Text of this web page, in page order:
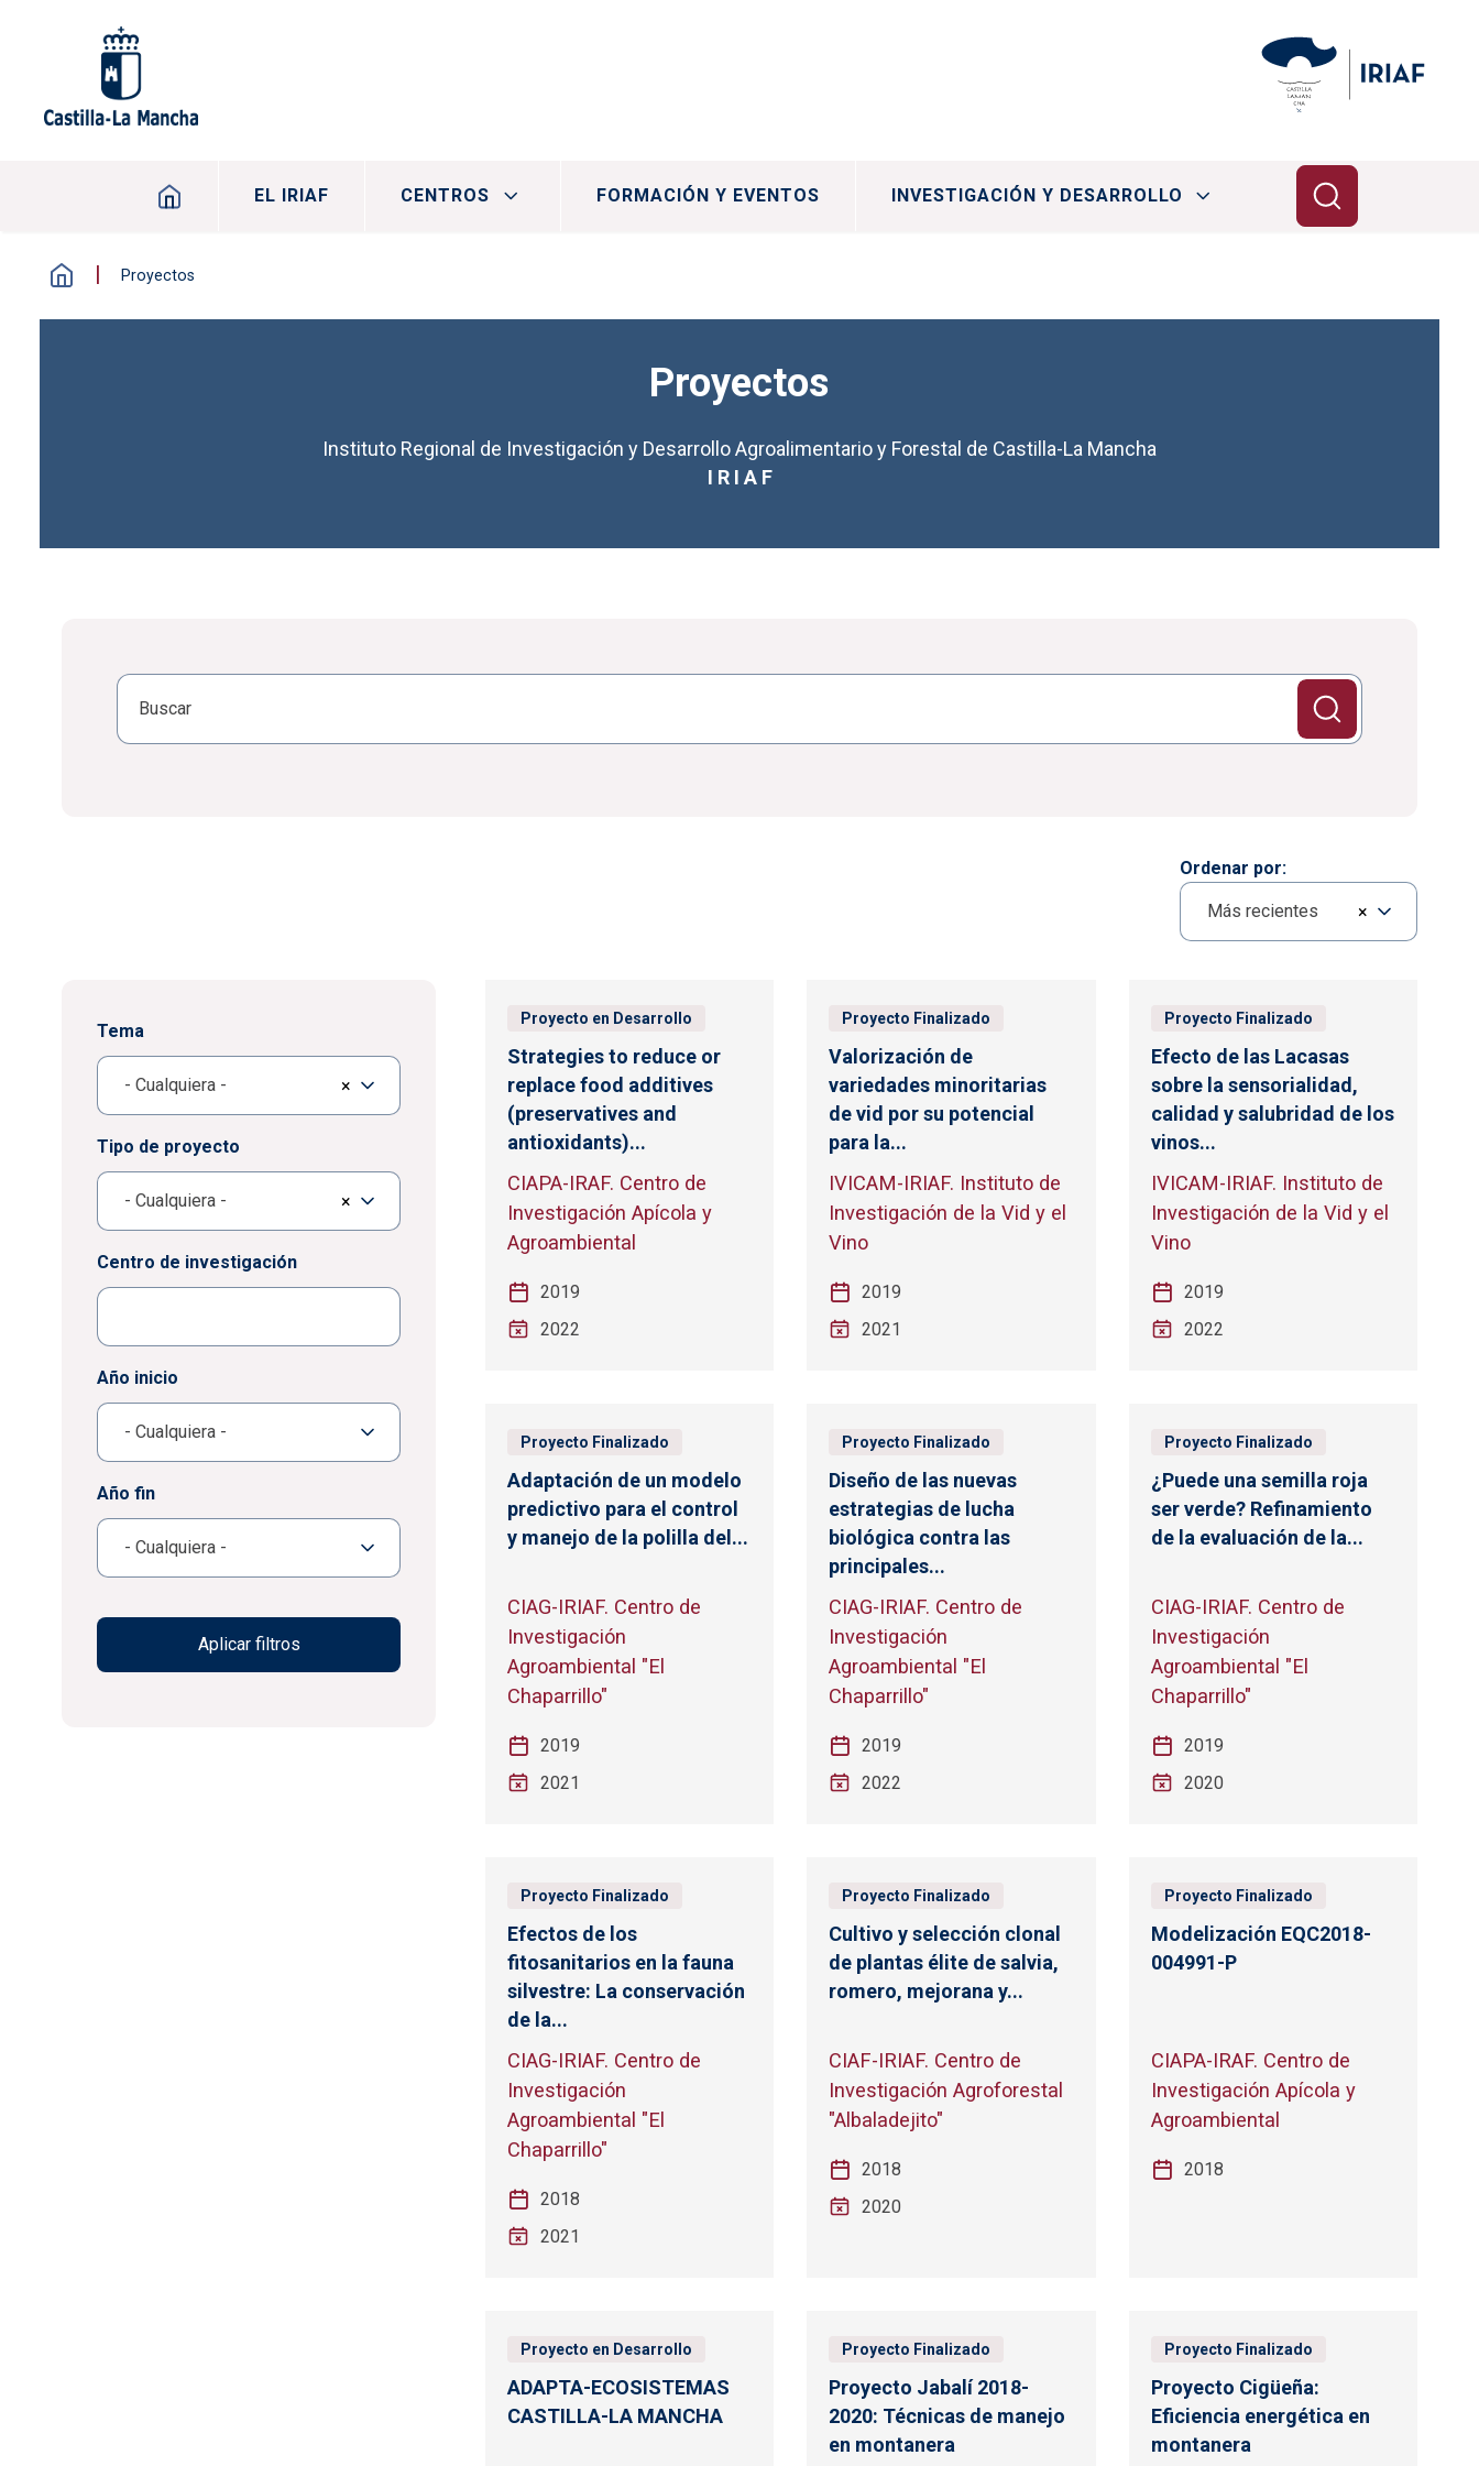
Navegación principal
EL IRIAF CENTROS FORMACIÓN Y EVENTOS INVESTIGACIÓN Y DESARROLLO
Proyectos
Proyectos
Instituto Regional de Investigación y Desarrollo Agroalimentario y Forestal de Castilla-La Mancha
I R I A F
Ordenar por
×
Más recientes
Tema
×
- Cualquiera -
Tipo de proyecto
×
- Cualquiera -
Centro de investigación
Año inicio
- Cualquiera -
Año fin
- Cualquiera -
Proyecto en Desarrollo
Strategies to reduce or
replace food additives
(preservatives and
antioxidants)...
CIAPA-IRAF. Centro de
Investigación Apícola y
Agroambiental
2019
2022
Proyecto Finalizado
Valorización de
variedades minoritarias
de vid por su potencial
para la...
IVICAM-IRIAF. Instituto de
Investigación de la Vid y el
Vino
2019
2021
Proyecto Finalizado
Efecto de las Lacasas
sobre la sensorialidad,
calidad y salubridad de los
vinos...
IVICAM-IRIAF. Instituto de
Investigación de la Vid y el
Vino
2019
2022
Proyecto Finalizado
Adaptación de un modelo
predictivo para el control
y manejo de la polilla del...
CIAG-IRIAF. Centro de
Investigación
Agroambiental "El
Chaparrillo"
2019
2021
Proyecto Finalizado
Diseño de las nuevas
estrategias de lucha
biológica contra las
principales...
CIAG-IRIAF. Centro de
Investigación
Agroambiental "El
Chaparrillo"
2019
2022
Proyecto Finalizado
¿Puede una semilla roja
ser verde? Refinamiento
de la evaluación de la...
CIAG-IRIAF. Centro de
Investigación
Agroambiental "El
Chaparrillo"
2019
2020
Proyecto Finalizado
Efectos de los
fitosanitarios en la fauna
silvestre: La conservación
de la...
CIAG-IRIAF. Centro de
Investigación
Agroambiental "El
Chaparrillo"
2018
2021
Proyecto Finalizado
Cultivo y selección clonal
de plantas élite de salvia,
romero, mejorana y...
CIAF-IRIAF. Centro de
Investigación Agroforestal
"Albaladejito"
2018
2020
Proyecto Finalizado
Modelización EQC2018-
004991-P
CIAPA-IRAF. Centro de
Investigación Apícola y
Agroambiental
2018
Proyecto en Desarrollo
ADAPTA-ECOSISTEMAS
CASTILLA-LA MANCHA
Proyecto Finalizado
Proyecto Jabalí 2018-
2020: Técnicas de manejo
en montanera
Proyecto Finalizado
Proyecto Cigüeña:
Eficiencia energética en
montanera